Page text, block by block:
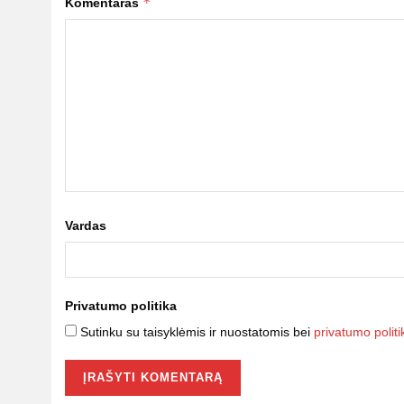
Vardas
Privatumo politika
Sutinku su taisyklėmis ir nuostatomis bei privatumo